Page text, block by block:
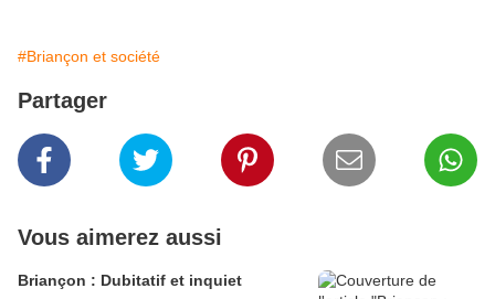
#Briançon et société
Partager
Vous aimerez aussi
Briançon : Dubitatif et inquiet